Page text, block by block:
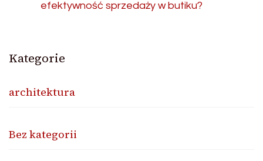
efektywność sprzedaży w butiku?
Kategorie
architektura
Bez kategorii